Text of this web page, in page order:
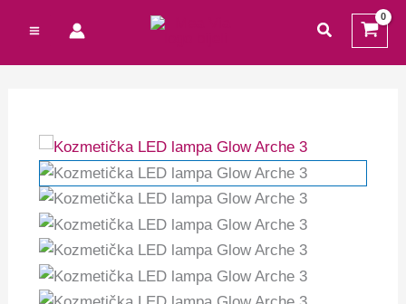
sadržaj
traži
LED
lampa
3
količina
Total: